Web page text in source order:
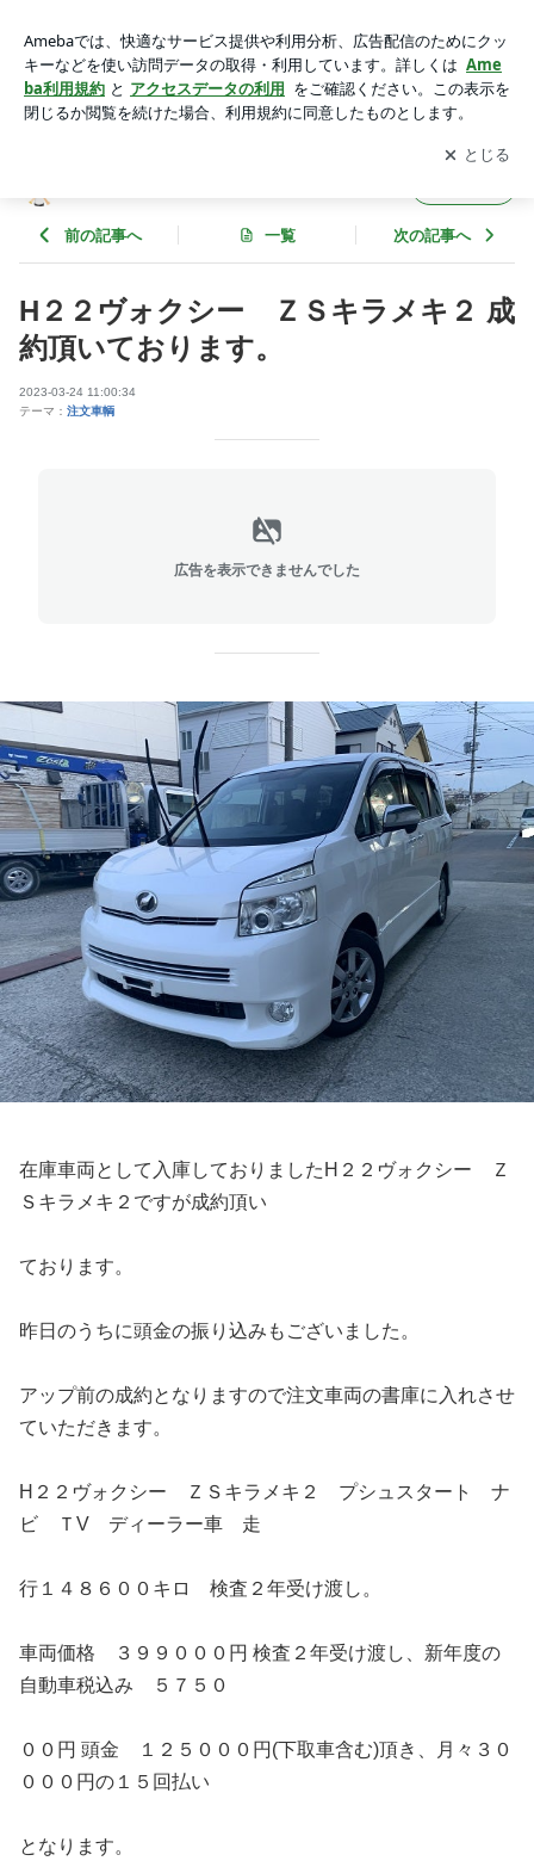
fineのブログアプリをダウンロードして ブログの更新通知
を受け取りまし
ょう。
開く
前の記事へ 一覧 次の記事へ
H２２ヴォクシー ＺＳキラメキ２ 成
約頂いております。
2023-03-24 11:00:34
テーマ： 注文車輌
広告を表示できませんでした
在庫車両として入庫しておりましたH２２ヴォクシー Ｚ
Ｓキラメキ２ですが成約頂い
ております。
昨日のうちに頭金の振り込みもございました。
アップ前の成約となりますので注文車両の書庫に入れさせ
ていただきます。
H２２ヴォクシー ＺＳキラメキ２ プシュスタート ナ
ビ ＴV ディーラー車 走
行１４８６００キロ 検査２年受け渡し。
車両価格 ３９９０００円 検査２年受け渡し、新年度の
自動車税込み ５７５０
００円 頭金 １２５０００円(下取車含む)頂き、月々３０
０００円の１５回払い
となります。